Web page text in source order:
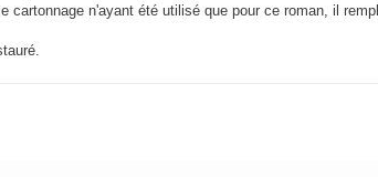
cartonnage n'ayant été utilisé que pour ce roman, il